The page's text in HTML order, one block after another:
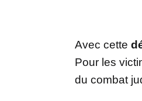
Avec cette
Pour les
du combat